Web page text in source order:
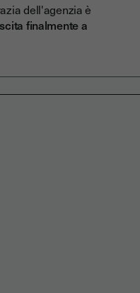
dell'agenzia è
finalmente a